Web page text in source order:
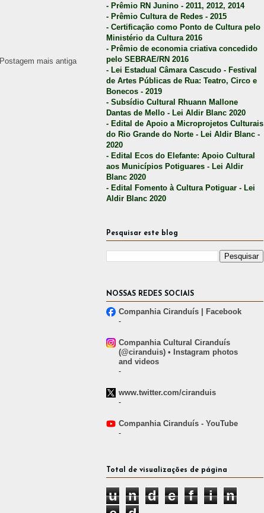
Postagem mais antiga
- Prêmio RN Junino - 2011, 2012, 2014
- Prêmio Cultura de Redes - 2015
- Certificação como Ponto de Cultura pelo
Ministério da Cultura 2016
- Prêmio de economia criativa concedido
pelo SEBRAE/RN 2016
- Lei Estadual Câmara Cascudo - Festival
de Artes Públicas de Rua: Teatro, Circo e
Bonecos - 2019
- Subsídio Cultural Rhuann Mallone
Dantas de Mello - Lei Aldir Blanc 2020
- Edital de Apoio a Microprojetos Culturais
do Rio Grande do Norte - Lei Aldir Blanc -
2020
- Edital Ecos do Elefante: Apoio Cultural
aos Municípios Potiguares - Lei Aldir
Blanc 2020
- Edital Fomento à Cultura Potiguar - Lei
Aldir Blanc 2020
Pesquisar este blog
NOSSAS REDES SOCIAIS
Companhia Ciranduís | Facebook
-
Companhia Cultural Ciranduís
(@ciranduis) • Instagram photos
and videos
-
www.twitter.com/ciranduis
-
Companhia Ciranduís - YouTube
-
Total de visualizações de página
u n d e f i
n